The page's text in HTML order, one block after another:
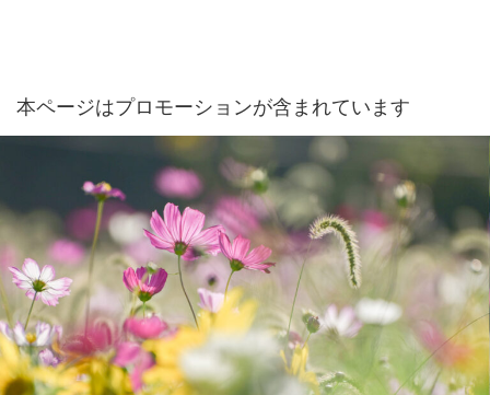
本ページはプロモーションが含まれています